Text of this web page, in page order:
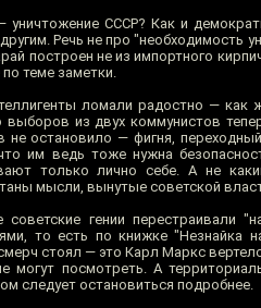
СССР? Как и
Речь не про "необходимость
построен не из импортного
теме заметки.
ломали радостно —
из двух коммунистов
не остановило — фигня,
им ведь тоже нужна
только лично себе. А не
мысли, вынутые советской
советские гении
то есть по книжке "Незнайка
стоял — это Карл Маркс
посмотреть. А
следует остановиться подробнее.